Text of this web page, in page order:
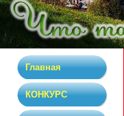
Главная
КОНКУРС